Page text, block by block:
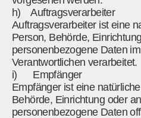
h) Auftragsverarbeiter
Auftragsverarbeiter ist eine
Person, Behörde,
personenbezogene Daten
Verantwortlichen verarbeitet.
i) Empfänger
Empfänger ist eine
Behörde, Einrichtung oder
personenbezogene Daten